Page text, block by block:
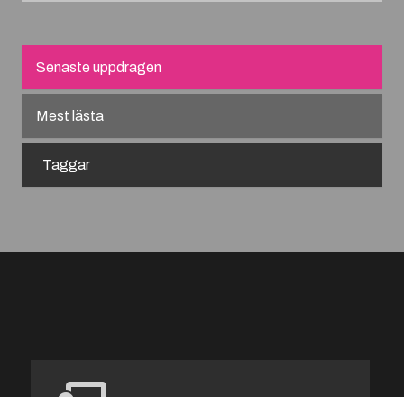
Senaste uppdragen
Mest lästa
Taggar